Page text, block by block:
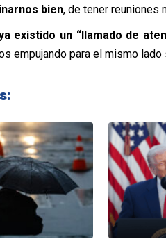
bien, de tener reuniones
existido un “llamado de
empujando para el mismo